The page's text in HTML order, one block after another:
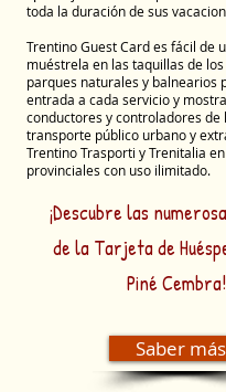
toda la duración de sus
Trentino Guest Card es fácil de
muéstrela en las taquillas de los
parques naturales y balnearios
entrada a cada servicio y
conductores y controladores de
transporte público urbano y
Trentino Trasporti y Trenitalia
provinciales con uso ilimitado.
¡Descubre las
de la Tarjeta de
Piné Cembra!
Saber más